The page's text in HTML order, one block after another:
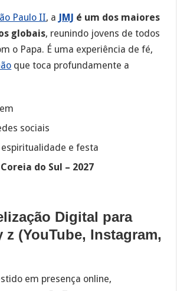
Paulo II, a JMJ
é um dos maiores
globais, reunindo jovens de todos
o Papa. É uma experiência de fé,
que toca profundamente a
sociais
e festa
do Sul – 2027
Digital para
z (YouTube, Instagram,
em presença online,